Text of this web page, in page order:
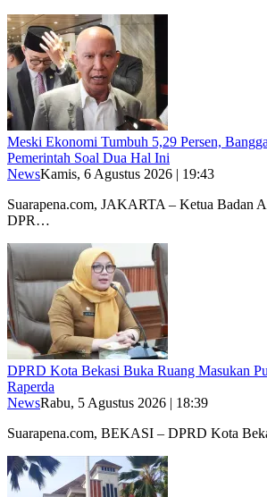
Meski Ekonomi Tumbuh 5,29 Persen,
Pemerintah Soal Dua Hal Ini
NewsKamis, 6 Agustus 2026 | 19:43
Suarapena.com, JAKARTA – Ketua Badan
DPR…
DPRD Kota Bekasi Buka Ruang Masukan
Raperda
NewsRabu, 5 Agustus 2026 | 18:39
Suarapena.com, BEKASI – DPRD Kota